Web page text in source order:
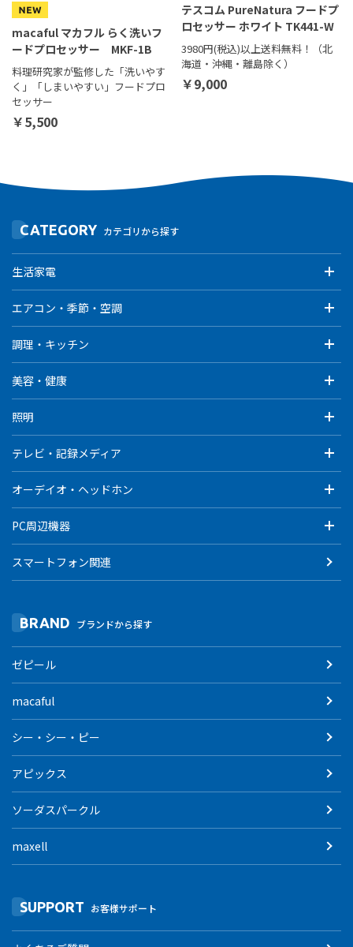
macaful マカフル らく洗いフ
ードプロセッサー MKF-1B
料理研究家が監修した「洗いやす
く」「しまいやすい」フードプロ
セッサー
￥5,500
テスコム PureNatura フードプ
ロセッサー ホワイト TK441-W
3980円(税込)以上送料無料！（北
海道・沖縄・離島除く）
￥9,000
CATEGORY カテゴリから探す
生活家電
エアコン・季節・空調
調理・キッチン
美容・健康
照明
テレビ・記録メディア
オーデイオ・ヘッドホン
PC周辺機器
スマートフォン関連
BRAND ブランドから探す
ゼピール
macaful
シー・シー・ピー
アピックス
ソーダスパークル
maxell
SUPPORT お客様サポート